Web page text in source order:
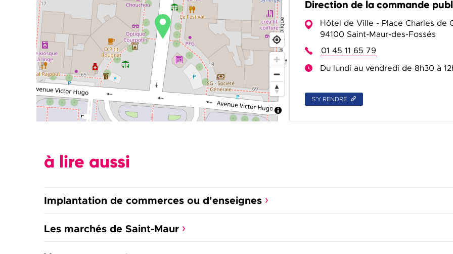
Direction de la commande
Hôtel de Ville - Place Charles de
94100 Saint-Maur-des-Fossés
01 45 11 65 79
Du lundi au vendredi de 8h30 à
S'Y RENDRE
à lire aussi
Implantation de commerces ou d'enseignes
Les marchés de Saint-Maur